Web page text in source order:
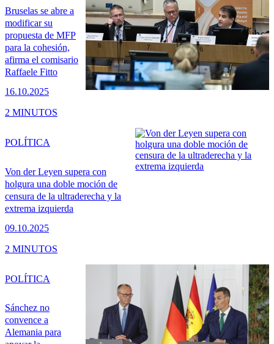
Bruselas se abre a
modificar su
propuesta de MFP
para la cohesión,
afirma el comisario
Raffaele Fitto
16.10.2025
2 MINUTOS
Von der Leyen supera con
holgura una doble moción de
censura de la ultraderecha y la
extrema izquierda
09.10.2025
POLÍTICA
2 MINUTOS
Sánchez no
convence a
Alemania para
POLÍTICA